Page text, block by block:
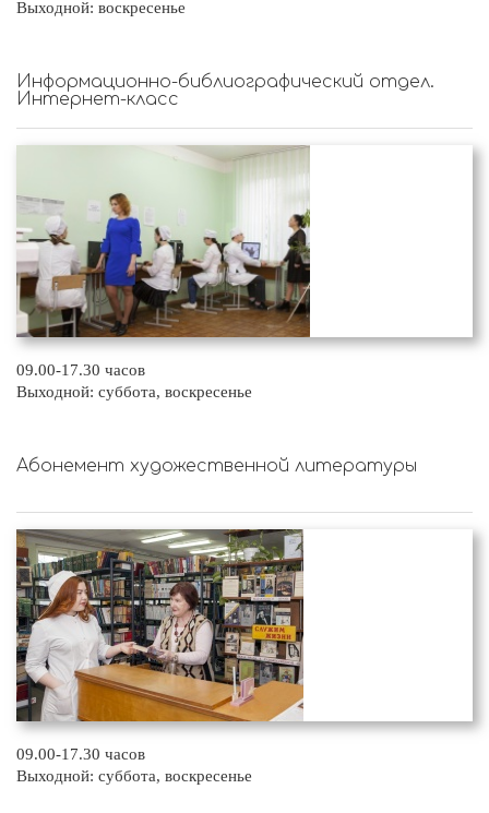
Выходной: воскресенье
Информационно-библиографический отдел.
Интернет-класс
09.00-17.30 часов
Выходной: суббота, воскресенье
Абонемент художественной литературы
09.00-17.30 часов
Выходной: суббота, воскресенье